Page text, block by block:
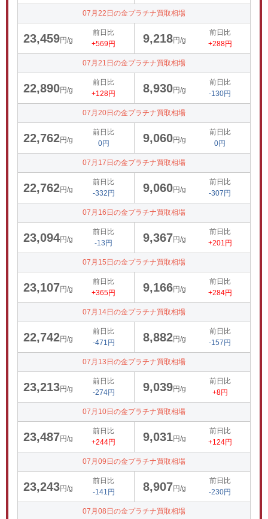
07月22日の金プラチナ買取相場
23,459円/g
前日比
+569円
9,218円/g
前日比
+288円
07月21日の金プラチナ買取相場
22,890円/g
前日比
+128円
8,930円/g
前日比
-130円
07月20日の金プラチナ買取相場
22,762円/g
前日比
0円
9,060円/g
前日比
0円
07月17日の金プラチナ買取相場
22,762円/g
前日比
-332円
9,060円/g
前日比
-307円
07月16日の金プラチナ買取相場
23,094円/g
前日比
-13円
9,367円/g
前日比
+201円
07月15日の金プラチナ買取相場
23,107円/g
前日比
+365円
9,166円/g
前日比
+284円
07月14日の金プラチナ買取相場
22,742円/g
前日比
-471円
8,882円/g
前日比
-157円
07月13日の金プラチナ買取相場
23,213円/g
前日比
-274円
9,039円/g
前日比
+8円
07月10日の金プラチナ買取相場
23,487円/g
前日比
+244円
9,031円/g
前日比
+124円
07月09日の金プラチナ買取相場
23,243円/g
前日比
-141円
8,907円/g
前日比
-230円
07月08日の金プラチナ買取相場